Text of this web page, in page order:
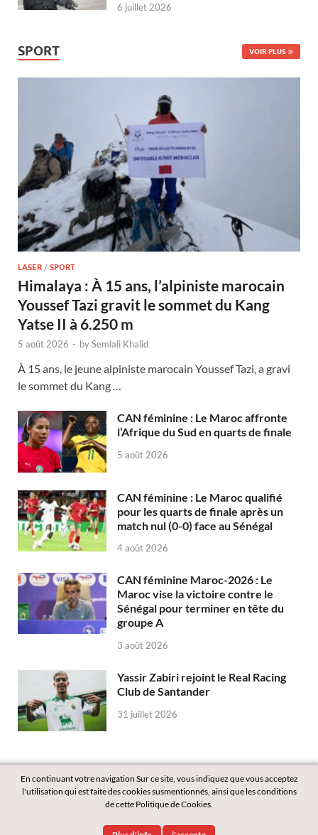
6 juillet 2026
SPORT VOIR PLUS
LASER / SPORT
Himalaya : À 15 ans, l’alpiniste marocain
Youssef Tazi gravit le sommet du Kang
Yatse II à 6.250 m
5 août 2026 - bySemlali Khalid
À 15 ans, le jeune alpiniste marocain Youssef Tazi, a gravi
le sommet du Kang …
CAN féminine : Le Maroc affronte
l’Afrique du Sud en quarts de finale
5 août 2026
CAN féminine : Le Maroc qualifié
pour les quarts de finale après un
match nul (0-0) face au Sénégal
4 août 2026
CAN féminine Maroc-2026 : Le
Maroc vise la victoire contre le
Sénégal pour terminer en tête du
groupe A
3 août 2026
Yassir Zabiri rejoint le Real Racing
Club de Santander
31 juillet 2026
En continuant votre navigation Sur ce site, vous indiquez que vous acceptez
l'utilisation qui est faite des cookies susmentionnés, ainsi que les conditions
de cette Politique de Cookies.